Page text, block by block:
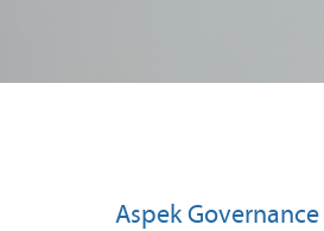
Aspek Governance